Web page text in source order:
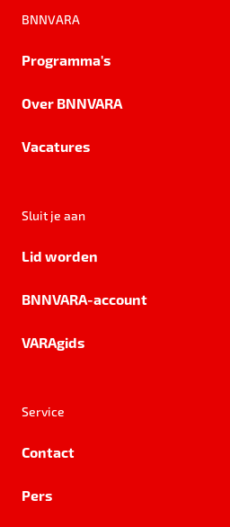
BNNVARA
Programma's
Over BNNVARA
Vacatures
Sluit je aan
Lid worden
BNNVARA-account
VARAgids
Service
Contact
Pers